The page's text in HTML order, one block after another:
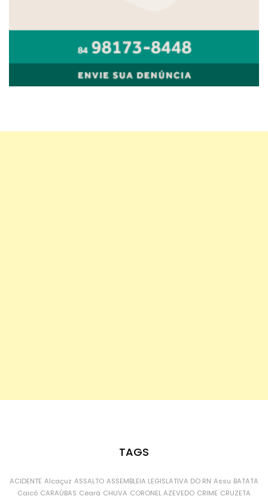
TAGS
ACIDENTE Alcaçuz ASSALTO ASSEMBLEIA LEGISLATIVA DO RN Assu BATATA
Caicó CARAÚBAS Ceará CHUVA CORONEL AZEVEDO CRIME CRUZETA